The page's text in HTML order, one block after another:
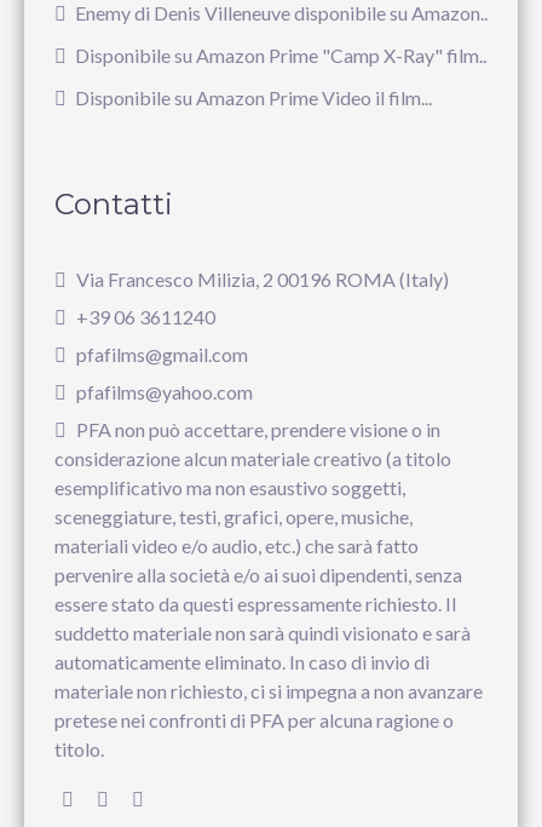
Enemy di Denis Villeneuve disponibile su Amazon...
Disponibile su Amazon Prime "Camp X-Ray" film...
Disponibile su Amazon Prime Video il film...
Contatti
Via Francesco Milizia, 2 00196 ROMA (Italy)
+39 06 3611240
pfafilms@gmail.com
pfafilms@yahoo.com
PFA non può accettare, prendere visione o in
considerazione alcun materiale creativo (a titolo
esemplificativo ma non esaustivo soggetti,
sceneggiature, testi, grafici, opere, musiche,
materiali video e/o audio, etc.) che sarà fatto
pervenire alla società e/o ai suoi dipendenti, senza
essere stato da questi espressamente richiesto. Il
suddetto materiale non sarà quindi visionato e sarà
automaticamente eliminato. In caso di invio di
materiale non richiesto, ci si impegna a non avanzare
pretese nei confronti di PFA per alcuna ragione o
titolo.